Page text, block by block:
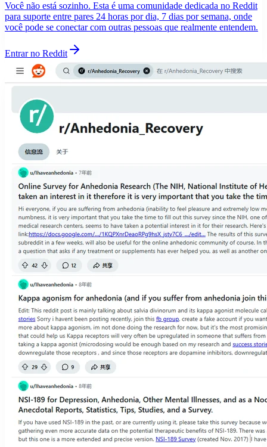
Você não está sozinho. Esta é uma comunidade dedicada no Reddit
para suporte entre pares 24 horas por dia, 7 dias por semana, onde
você pode se conectar com outras pessoas que realmente entendem.
Entrar no Reddit